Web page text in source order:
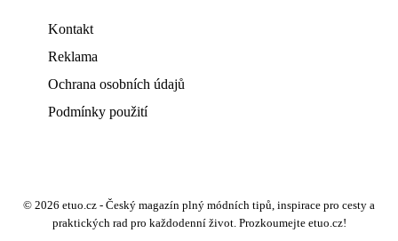
Kontakt
Reklama
Ochrana osobních údajů
Podmínky použití
© 2026 etuo.cz - Český magazín plný módních tipů, inspirace pro cesty a
praktických rad pro každodenní život. Prozkoumejte etuo.cz!